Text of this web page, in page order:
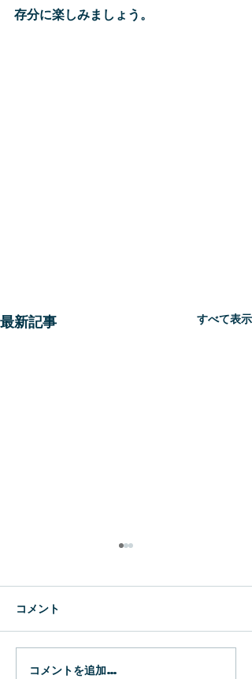
存分に楽しみましょう。
最新記事 すべて表示
コメント
コメントを追加…